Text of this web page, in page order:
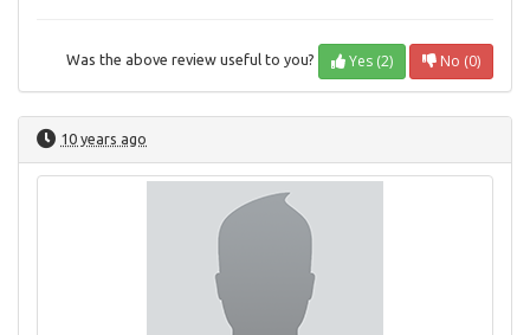
Was the above review useful to you? Yes (2) No (0)
10 years ago